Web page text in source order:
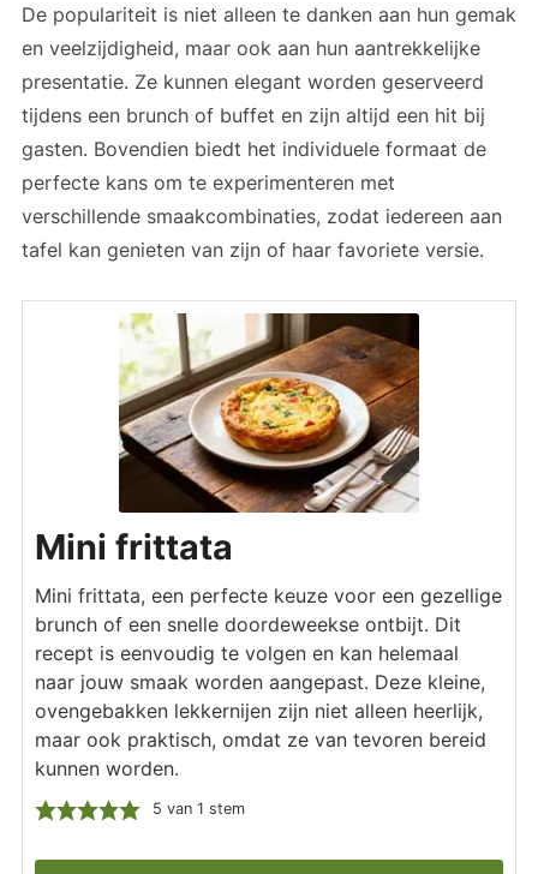
De populariteit is niet alleen te danken aan hun gemak
en veelzijdigheid, maar ook aan hun aantrekkelijke
presentatie. Ze kunnen elegant worden geserveerd
tijdens een brunch of buffet en zijn altijd een hit bij
gasten. Bovendien biedt het individuele formaat de
perfecte kans om te experimenteren met
verschillende smaakcombinaties, zodat iedereen aan
tafel kan genieten van zijn of haar favoriete versie.
Mini frittata
Mini frittata, een perfecte keuze voor een gezellige
brunch of een snelle doordeweekse ontbijt. Dit
recept is eenvoudig te volgen en kan helemaal
naar jouw smaak worden aangepast. Deze kleine,
ovengebakken lekkernijen zijn niet alleen heerlijk,
maar ook praktisch, omdat ze van tevoren bereid
kunnen worden.
5 van 1 stem